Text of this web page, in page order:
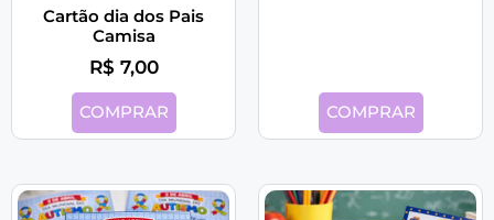
Cartão dia dos Pais
Camisa
R$ 7,00
COMPRAR COMPRAR